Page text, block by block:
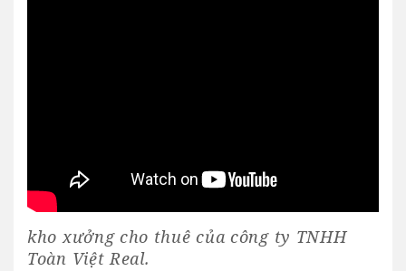
kho xưởng cho thuê của công ty TNHH
Toàn Việt Real.